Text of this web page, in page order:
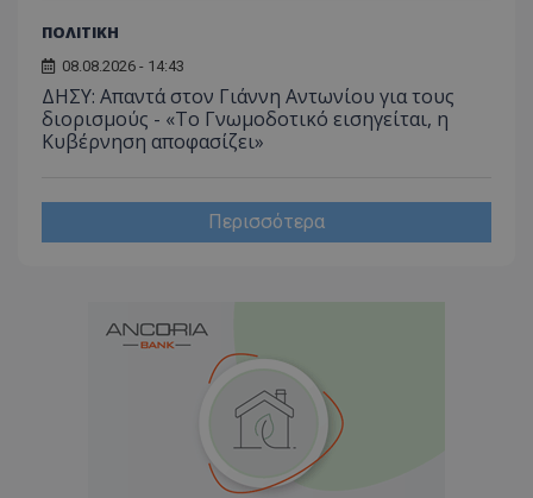
ΠΟΛΙΤΙΚΗ
08.08.2026 - 14:43
ΔΗΣΥ: Απαντά στον Γιάννη Αντωνίου για τους
διορισμούς - «Το Γνωμοδοτικό εισηγείται, η
Κυβέρνηση αποφασίζει»
Περισσότερα